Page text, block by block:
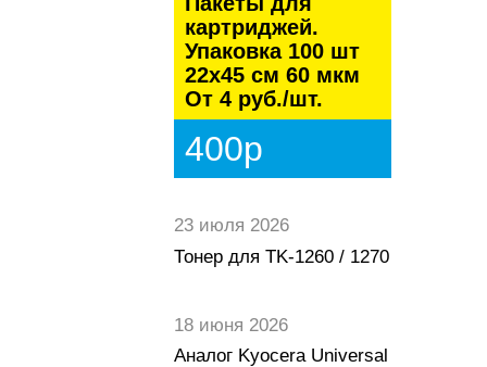
картриджей.
Упаковка 100 шт
22х45 см 60 мкм
От 4 руб./шт.
400р
23 июля 2026
Тонер для TK-1260 / 1270
18 июня 2026
Аналог Kyocera Universal